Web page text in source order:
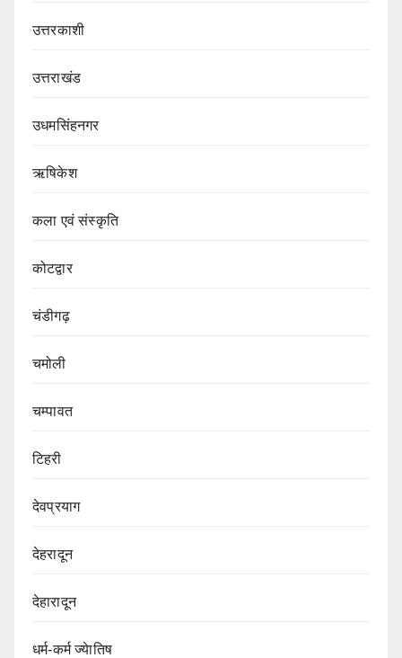
उत्तरकाशी
उत्तराखंड
उधमसिंहनगर
ऋषिकेश
कला एवं संस्कृति
कोटद्वार
चंडीगढ़
चमोली
चम्पावत
टिहरी
देवप्रयाग
देहरादून
देहारादून
धर्म-कर्म ज्येातिष